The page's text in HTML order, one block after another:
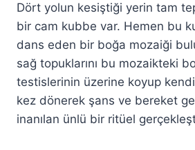
Dört yolun kesiştiği yerin tam
bir cam kubbe var. Hemen bu
dans eden bir boğa mozaiği
sağ topuklarını bu mozaikteki
testislerinin üzerine koyup
kez dönerek şans ve bereket
inanılan ünlü bir ritüel